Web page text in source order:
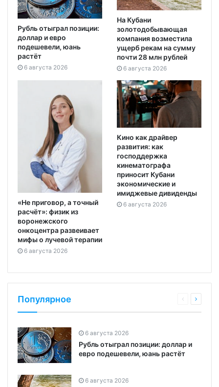
Рубль отыграл позиции:
доллар и евро
подешевели, юань
растёт
6 августа 2026
На Кубани
золотодобывающая
компания возместила
ущерб рекам на сумму
почти 28 млн рублей
6 августа 2026
«Не приговор, а точный
расчёт»: физик из
воронежского
онкоцентра развеивает
мифы о лучевой терапии
6 августа 2026
Кино как драйвер
развития: как
господдержка
кинематографа
приносит Кубани
экономические и
имиджевые дивиденды
6 августа 2026
Популярное
6 августа 2026
Рубль отыграл позиции: доллар и
евро подешевели, юань растёт
6 августа 2026